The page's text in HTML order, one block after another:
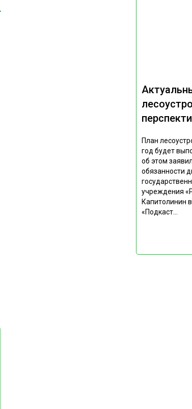
План
год будет
об этом
обязанности
учреждения
Капитолинин
«Подкаст...